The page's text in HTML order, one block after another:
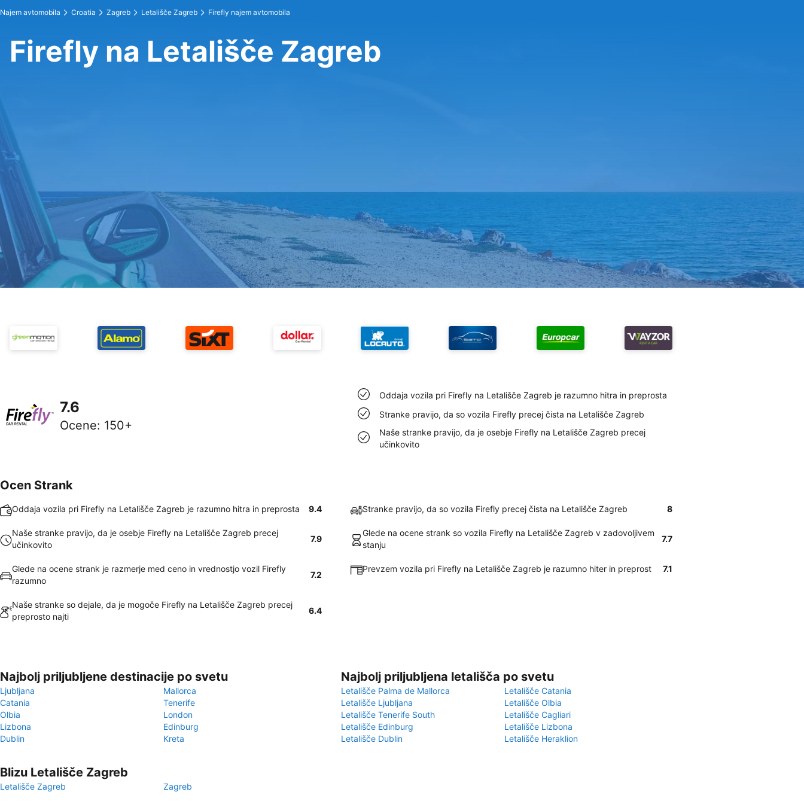
Najem avtomobila Croatia Zagreb Letališče Zagreb Firefly najem avtomobila
Firefly na Letališče Zagreb
7.6
Ocene: 150+
Oddaja vozila pri Firefly na Letališče Zagreb je razumno hitra in preprosta
Stranke pravijo, da so vozila Firefly precej čista na Letališče Zagreb
Naše stranke pravijo, da je osebje Firefly na Letališče Zagreb precej
učinkovito
Ocen Strank
Oddaja vozila pri Firefly na Letališče Zagreb je razumno hitra in preprosta 9.4 Stranke pravijo, da so vozila Firefly precej čista na Letališče Zagreb 8
Naše stranke pravijo, da je osebje Firefly na Letališče Zagreb precej
učinkovito
7.9
Glede na ocene strank so vozila Firefly na Letališče Zagreb v zadovoljivem
stanju
7.7
Glede na ocene strank je razmerje med ceno in vrednostjo vozil Firefly
razumno
7.2
Prevzem vozila pri Firefly na Letališče Zagreb je razumno hiter in preprost 7.1
Naše stranke so dejale, da je mogoče Firefly na Letališče Zagreb precej
preprosto najti
6.4
Najbolj priljubljene destinacije po svetu
Ljubljana
Mallorca
Catania
Tenerife
Olbia
London
Lizbona
Edinburg
Dublin
Kreta
Najbolj priljubljena letališča po svetu
Letališče Palma de Mallorca
Letališče Catania
Letališče Ljubljana
Letališče Olbia
Letališče Tenerife South
Letališče Cagliari
Letališče Edinburg
Letališče Lizbona
Letališče Dublin
Letališče Heraklion
Blizu Letališče Zagreb
Letališče Zagreb Zagreb